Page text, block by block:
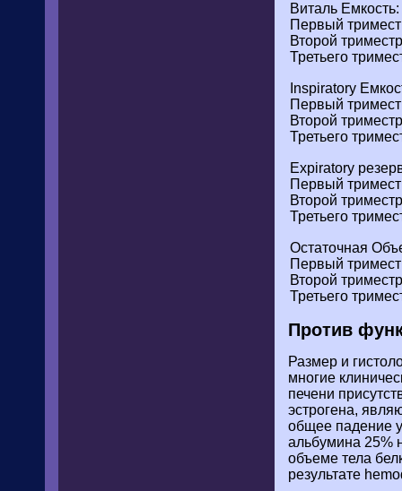
Виталь Емкость:
Первый
Второй триместр
Третьего
Inspiratory
Первый
Второй триместр
Третьего
Expiratory
Первый
Второй триместр
Третьего
Остаточная
Первый
Второй триместр
Третьего
Против
Размер и
многие
печени
эстрогена,
общее падение
альбумина 25%
объеме тела
результате